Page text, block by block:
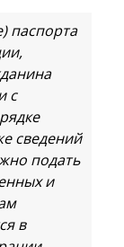
паспорта
с
сведений
подать
и
в